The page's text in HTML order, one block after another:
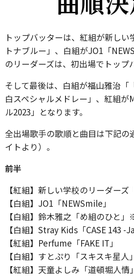
トップバッターは、紅組が新しい
トナブルー」、白組がJO1「
のリーダーズは、初出場でトップ
そして最後は、白組が福山雅治「
白スペシャルメドレー」、紅組が
ル2023」となります。
全出場歌手の歌順と曲目は下記の
イトより）。
前半
【紅組】新しい学校のリーダーズ
【白組】JO1「NEWSmile」
【白組】鈴木雅之「め組のひと
【白組】Stray Kids「CASE 143 -
【紅組】Perfume「FAKE IT」
【白組】すとぷり「スキスキ星人」
【紅組】天童よしみ「道頓堀人情」